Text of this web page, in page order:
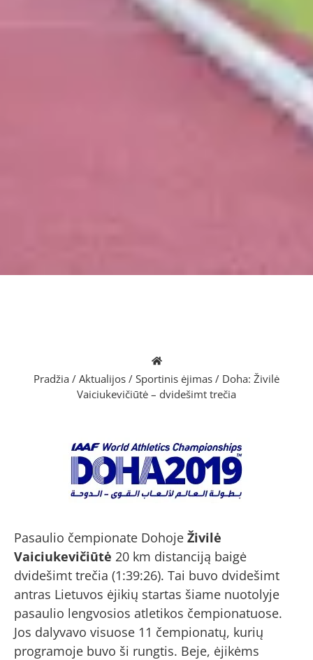
Pradžia / Aktualijos / Sportinis ėjimas / Doha: Živilė
Vaiciukevičiūtė – dvidešimt trečia
Pasaulio čempionate Dohoje Živilė
Vaiciukevičiūtė 20 km distanciją baigė
dvidešimt trečia (1:39:26). Tai buvo dvidešimt
antras Lietuvos ėjikių startas šiame nuotolyje
pasaulio lengvosios atletikos čempionatuose.
Jos dalyvavo visuose 11 čempionatų, kurių
programoje buvo ši rungtis. Beje, ėjikėms